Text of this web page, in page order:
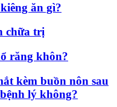
ăn gì?
chữa trị
răng khôn?
kèm buồn nôn sau
lý không?